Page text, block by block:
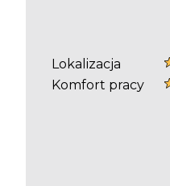
Lokalizacja
Komfort pracy